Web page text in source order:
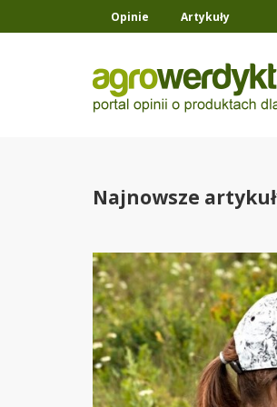
Opinie Artykuły
Najnowsze